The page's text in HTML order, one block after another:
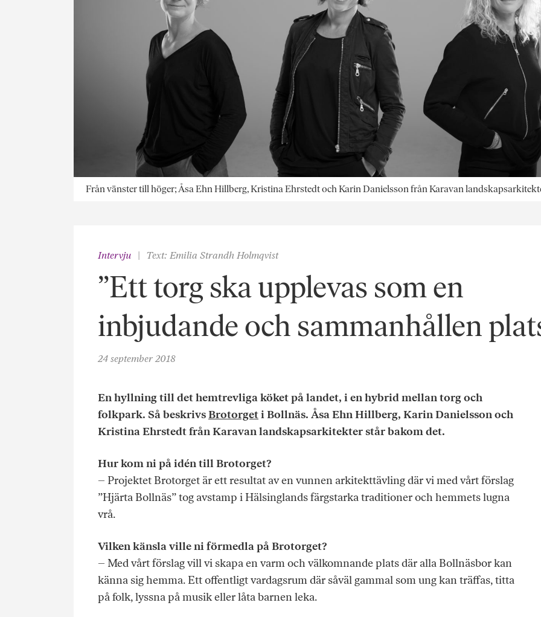
Från vänster till höger; Åsa Ehn Hillberg, Kristina Ehrstedt och Karin Danielsson från Karavan
Intervju Text: Emilia Strandh Holmqvist
”Ett torg ska upplevas som en
inbjudande och sammanhållen
24 september 2018
En hyllning till det hemtrevliga köket på landet, i en hybrid mellan torg och
folkpark. Så beskrivsBrotorgeti Bollnäs. Åsa Ehn Hillberg, Karin Danielsson och
Kristina Ehrstedt från Karavan landskapsarkitekter står bakom det.
Hur kom ni på idén till Brotorget?
– Projektet Brotorget är ett resultat av en vunnen arkitekttävling där vi med vårt förslag
”Hjärta Bollnäs” tog avstamp i Hälsinglands färgstarka traditioner och hemmets lugna
vrå.
Vilken känsla ville ni förmedla på Brotorget?
– Med vårt förslag vill vi skapa en varm och välkomnande plats där alla Bollnäsbor kan
känna sig hemma. Ett offentligt vardagsrum där såväl gammal som ung kan träffas, titta
på folk, lyssna på musik eller låta barnen leka.